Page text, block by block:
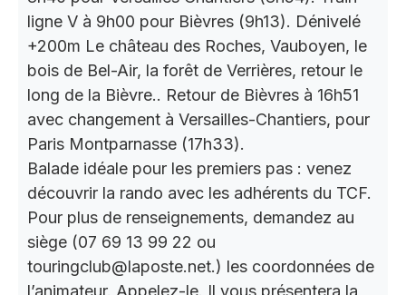
ligne V à 9h00 pour Bièvres (9h13). Dénivelé
+200m Le château des Roches, Vauboyen, le
bois de Bel-Air, la forêt de Verrières, retour le
long de la Bièvre.. Retour de Bièvres à 16h51
avec changement à Versailles-Chantiers, pour
Paris Montparnasse (17h33).
Balade idéale pour les premiers pas : venez
découvrir la rando avec les adhérents du TCF.
Pour plus de renseignements, demandez au
siège (07 69 13 99 22 ou
touringclub@laposte.net.) les coordonnées de
l’animateur. Appelez-le. Il vous présentera la